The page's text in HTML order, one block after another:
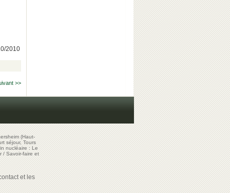
2010
>>
(Haut-
séjour, Tours
nucléaire : Le
/Savoir-faire et
et les